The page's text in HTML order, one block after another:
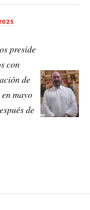
preside
con
de
mayo
de